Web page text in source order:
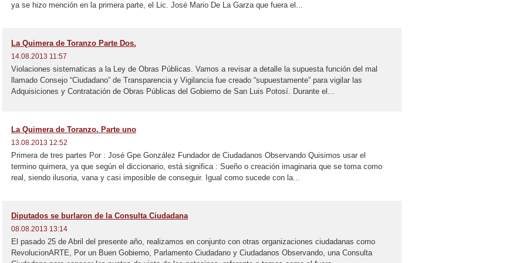
ya se hizo mención en la primera parte, el Lic. José Mario De La Garza que fuera el...
La Quimera de Toranzo Parte Dos.
14.08.2013 11:57
Violaciones sistematicas a la Ley de Obras Públicas. Vamos a revisar a detalle la supuesta función del mal
llamado Consejo “Ciudadano” de Transparencia y Vigilancia fue creado “supuestamente” para vigilar las
Adquisiciones y Contratación de Obras Públicas del Gobierno de San Luis Potosí. Durante el...
La Quimera de Toranzo. Parte uno
13.08.2013 12:52
Primera de tres partes Por : José Gpe González Fundador de Ciudadanos Observando Quisimos usar el
termino quimera, ya que según el diccionario, está significa : Sueño o creación imaginaria que se toma como
real, siendo ilusoria, vana y casi imposible de conseguir. Igual como sucede con la...
Diputados se burlaron de la Consulta Ciudadana
08.08.2013 13:14
El pasado 25 de Abril del presente año, realizamos en conjunto con otras organizaciones ciudadanas como
RevolucionARTE, Por un Buen Gobierno, Parlamento Ciudadano y Ciudadanos Observando, una Consulta